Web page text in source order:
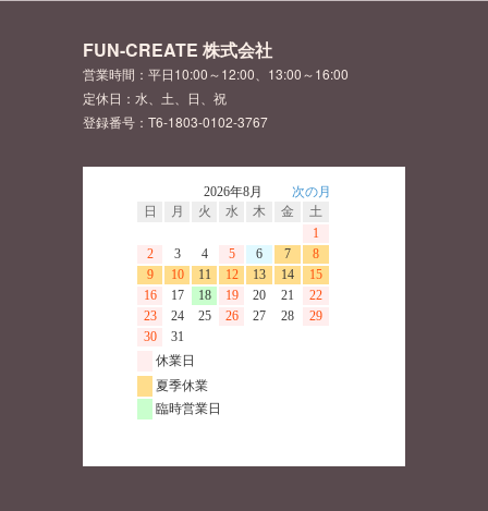
FUN-CREATE 株式会社
営業時間：平日10:00～12:00、13:00～16:00
定休日：水、土、日、祝
登録番号：T6-1803-0102-3767